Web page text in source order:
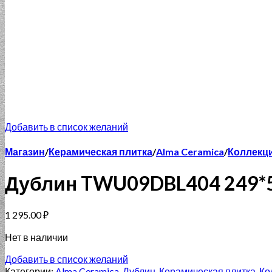
Добавить в список желаний
Магазин/Керамическая плитка/Alma Ceramica/
Дублин TWU09DBL404
1 295.00₽
Нет в наличии
Добавить в список желаний